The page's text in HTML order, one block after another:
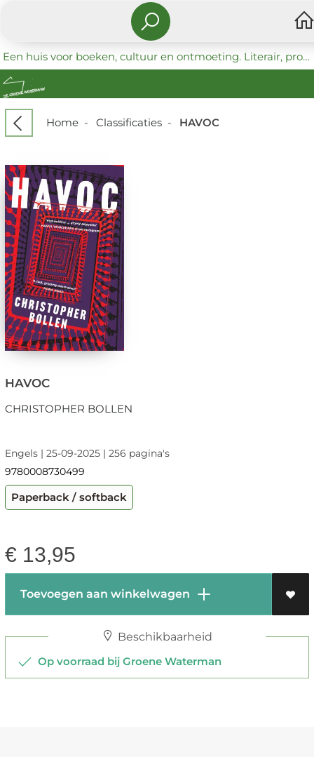
Een huis voor boeken, cultuur en ontmoeting. Literair, progressief en coöperatief.
Home- Classificaties- HAVOC
HAVOC
CHRISTOPHER BOLLEN
Engels | 25-09-2025 | 256 pagina's
9780008730499
Paperback / softback
€ 13,95
Toevoegen aan winkelwagen
Beschikbaarheid
Op voorraad bij Groene Waterman